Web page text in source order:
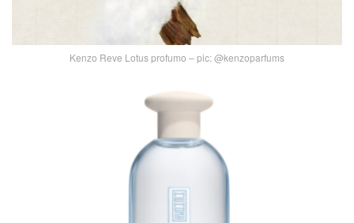
Kenzo Reve Lotus profumo – pic: @kenzoparfums